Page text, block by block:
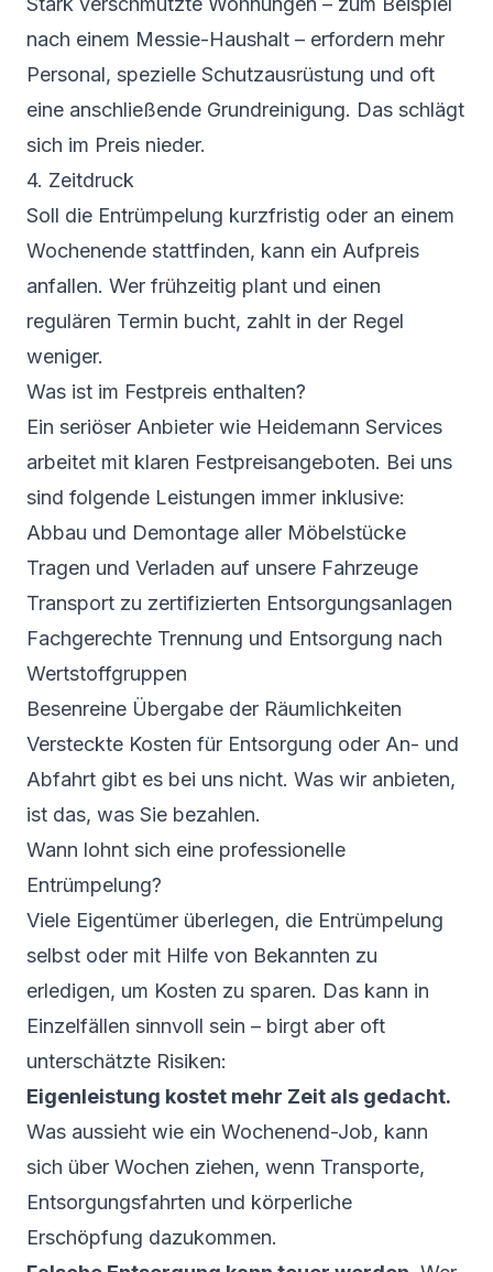
nach einem Messie-Haushalt – erfordern mehr
Personal, spezielle Schutzausrüstung und oft
eine anschließende Grundreinigung. Das schlägt
sich im Preis nieder.
4. Zeitdruck
Soll die Entrümpelung kurzfristig oder an einem
Wochenende stattfinden, kann ein Aufpreis
anfallen. Wer frühzeitig plant und einen
regulären Termin bucht, zahlt in der Regel
weniger.
Was ist im Festpreis enthalten?
Ein seriöser Anbieter wie Heidemann Services
arbeitet mit klaren Festpreisangeboten. Bei uns
sind folgende Leistungen immer inklusive:
Abbau und Demontage aller Möbelstücke
Tragen und Verladen auf unsere Fahrzeuge
Transport zu zertifizierten Entsorgungsanlagen
Fachgerechte Trennung und Entsorgung nach
Wertstoffgruppen
Besenreine Übergabe der Räumlichkeiten
Versteckte Kosten für Entsorgung oder An- und
Abfahrt gibt es bei uns nicht. Was wir anbieten,
ist das, was Sie bezahlen.
Wann lohnt sich eine professionelle
Entrümpelung?
Viele Eigentümer überlegen, die Entrümpelung
selbst oder mit Hilfe von Bekannten zu
erledigen, um Kosten zu sparen. Das kann in
Einzelfällen sinnvoll sein – birgt aber oft
unterschätzte Risiken:
Eigenleistung kostet mehr Zeit als gedacht.
Was aussieht wie ein Wochenend-Job, kann
sich über Wochen ziehen, wenn Transporte,
Entsorgungsfahrten und körperliche
Erschöpfung dazukommen.